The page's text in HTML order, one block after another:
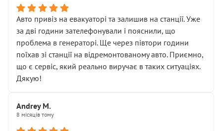
• що біля авто стояти вже не можна
• почали озвучувати купу додаткових робіт без
чіткого пояснення
( ну все зняли та доробили) дякую!
Окремий момент, який виглядає абсурдно:
мені заявили, що бачок гальмівної рідини потрібно
міняти разом із головним гальмівним циліндром у
Для людини, яка хоча б трохи розуміється на техніці,
це звучить як мінімум непрофесійно, а як максимум —
спроба продати дорогий вузол замість елементарних
Авто привіз на евакуаторі та залишив на станції. Уже
за дві години зателефонували і пояснили, що
проблема в генераторі. Ще через півтори години
поїхав зі станції на відремонтованому авто. Приємно,
що є сервіс, який реально виручає в таких ситуаціях.
Дякую!
Andrey M.
8 місяців тому